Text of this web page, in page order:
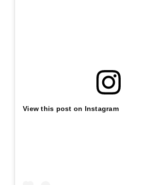
View this post on Instagram